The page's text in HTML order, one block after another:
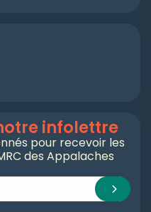
infolettre
pour recevoir les
des Appalaches